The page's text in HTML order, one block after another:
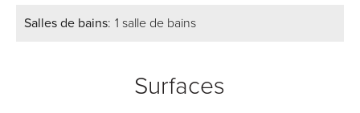
Salles de bains 1 salle de bains
Surfaces